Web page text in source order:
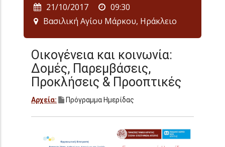
21/10/2017
09:30
Βασιλική Αγίου Μάρκου, Ηράκλειο
Οικογένεια και κοινωνία:
Δομές, Παρεμβάσεις,
Προκλήσεις & Προοπτικές
Αρχεία: Πρόγραμμα Ημερίδας